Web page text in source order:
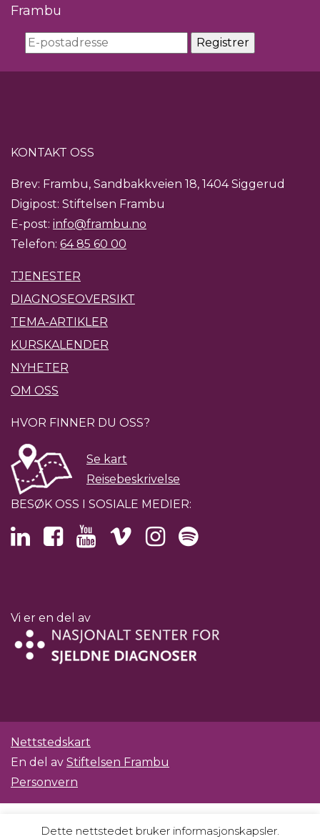
Frambu
KONTAKT OSS
Brev: Frambu, Sandbakkveien 18, 1404 Siggerud
Digipost: Stiftelsen Frambu
E-post: info@frambu.no
Telefon: 64 85 60 00
TJENESTER
DIAGNOSEOVERSIKT
TEMA-ARTIKLER
KURSKALENDER
NYHETER
OM OSS
HVOR FINNER DU OSS?
Se kart
Reisebeskrivelse
BESØK OSS I SOSIALE MEDIER:
Vi er en del av
Nettstedskart
En del av Stiftelsen Frambu
Personvern
Dette nettstedet bruker informasjonskapsler.